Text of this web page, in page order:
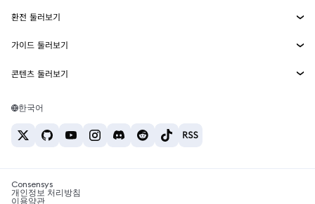
MetaMask Connect
Snaps
웹3 서비스
보안
고객 지원
채용
이더리움 가격
솔라나 가격
테더 가격
환전 둘러보기
ETH를 USD로 환전
USDT를 INR로 환전
BTC를 INR로 환전
ETH를 USDT로 환전
가이드 둘러보기
ETH 매수
USDT 매수
SHIB 매수
콘텐츠 둘러보기
솔라나 지갑
암호화폐 세금 뉴스
한국어
Consensys
개인정보 처리방침
이용약관